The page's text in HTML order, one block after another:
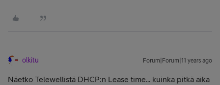
olkitu Forum|Forum|11 years ago
Näetko Telewellistä DHCP:n Lease time... kuinka pitkä aika